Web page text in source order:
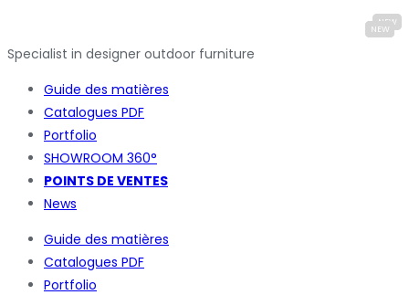
Specialist in designer outdoor furniture
Guide des matières
Catalogues PDF
Portfolio
SHOWROOM 360°
POINTS DE VENTES
News
Guide des matières
Catalogues PDF
Portfolio